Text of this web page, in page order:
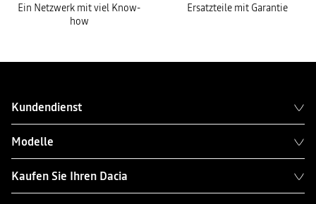
Ein Netzwerk mit viel Know-
how
Ersatzteile mit Garantie
Kundendienst
Modelle
Kaufen Sie Ihren Dacia